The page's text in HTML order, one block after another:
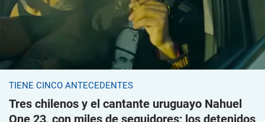
TIENE CINCO ANTECEDENTES
Tres chilenos y el cantante uruguayo Nahuel